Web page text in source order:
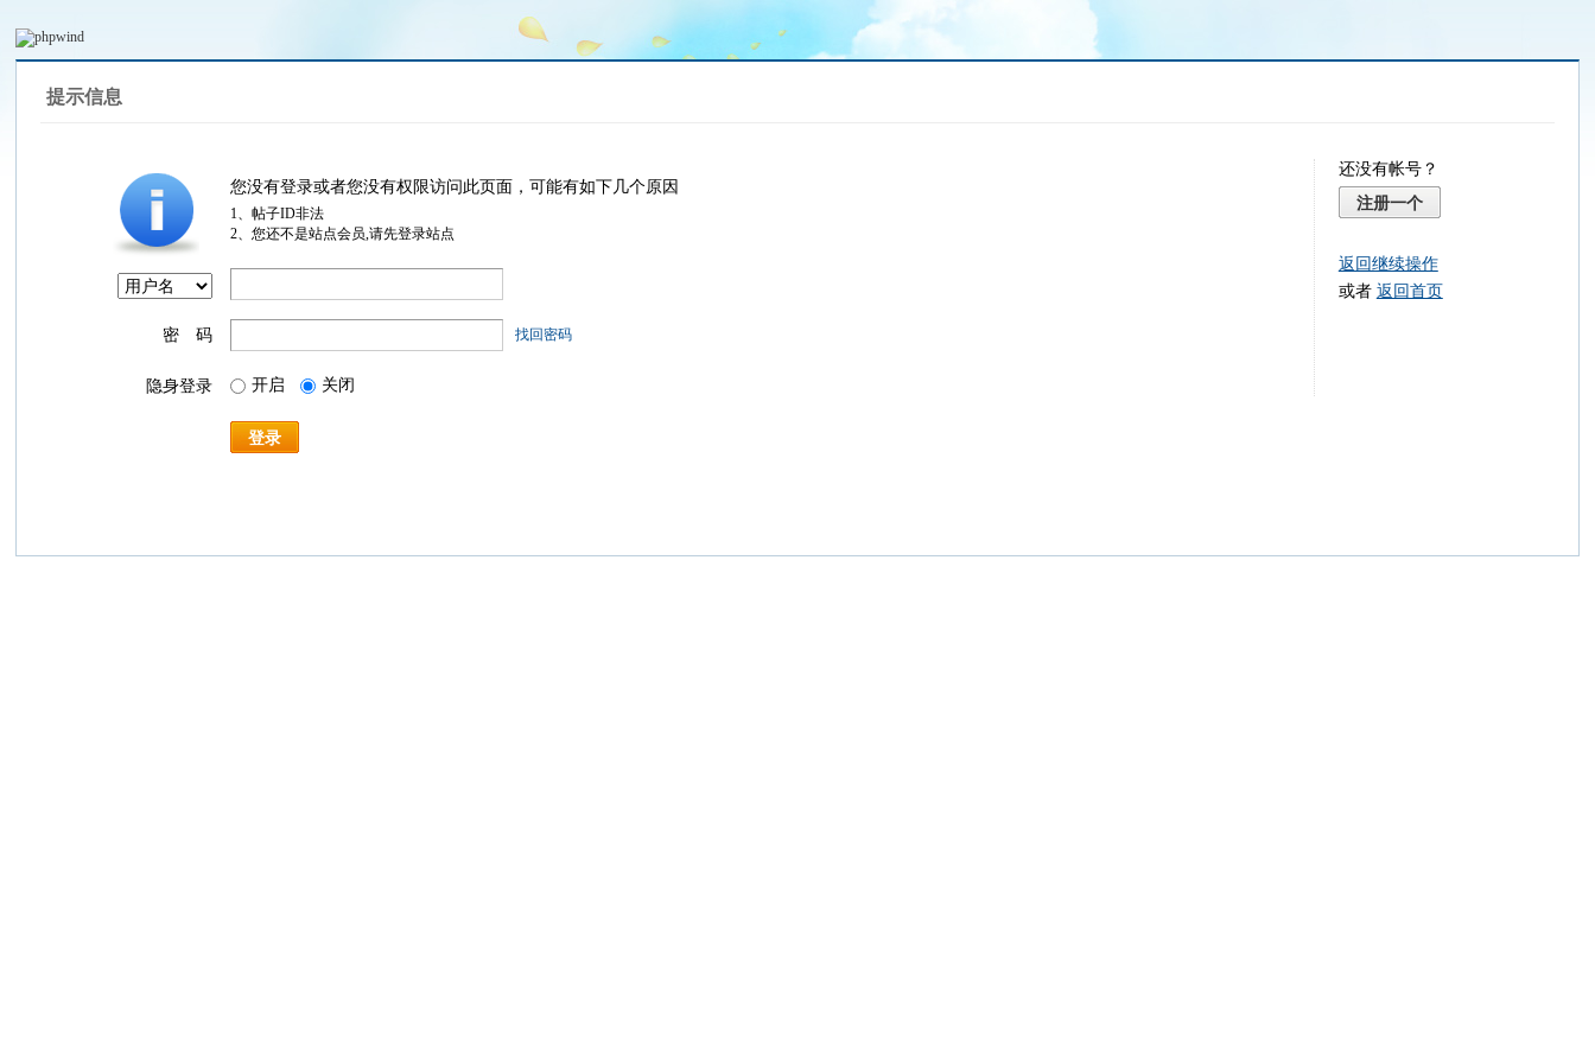
提示信息
您没有登录或者您没有权限访问此页面，可能有如下几个原因
1、帖子ID非法
2、您还不是站点会员,请先登录站点
密 码 找回密码
隐身登录 开启 关闭
登录
还没有帐号？
注册一个
返回继续操作
或者 返回首页